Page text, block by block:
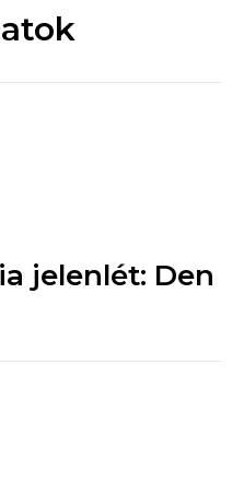
jelenlét: Den